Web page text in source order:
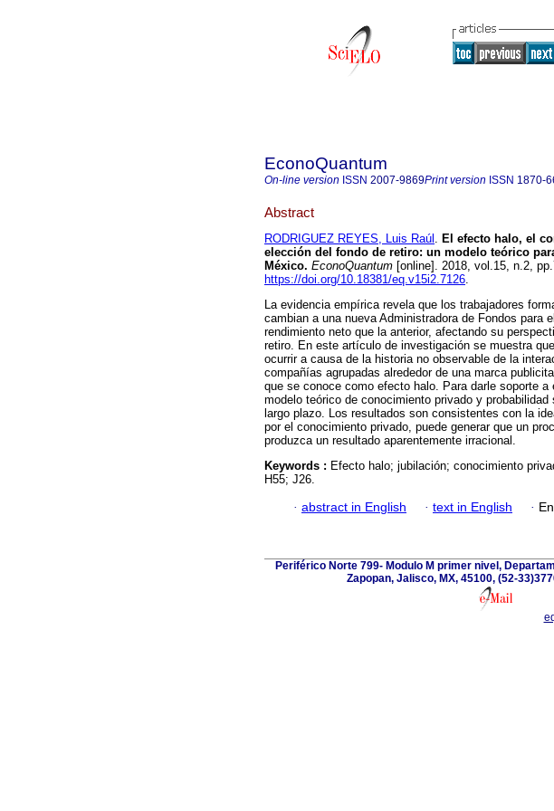
EconoQuantum
On-line version ISSN 2007-9869Print version ISSN 1870-
Abstract
RODRIGUEZ REYES, Luis Raúl . El efecto halo, el
elección del fondo de retiro: un modelo teórico
México. EconoQuantum [online]. 2018, vol.15, n.2,
https://doi.org/10.18381/eq.v15i2.7126.
La evidencia empírica revela que los trabajadores
cambian a una nueva Administradora de Fondos para
rendimiento neto que la anterior, afectando su
retiro. En este artículo de investigación se muestra
ocurrir a causa de la historia no observable de la
compañías agrupadas alrededor de una marca
que se conoce como efecto halo. Para darle soporte
modelo teórico de conocimiento privado y
largo plazo. Los resultados son consistentes con la
por el conocimiento privado, puede generar que un
produzca un resultado aparentemente irracional.
Keywords : Efecto halo; jubilación; conocimiento
H55; J26.
· abstract in English · text in English ·
Periférico Norte 799- Modulo M primer nivel,
Zapopan, Jalisco, MX, 45100, (52-